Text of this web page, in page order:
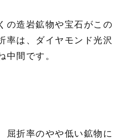
の造岩鉱物や宝石がこの
率は、ダイヤモンド光沢
中間です。
屈折率のやや低い鉱物に